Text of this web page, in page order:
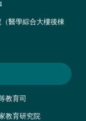
（醫學綜合大樓後棟
教育司
教育研究院